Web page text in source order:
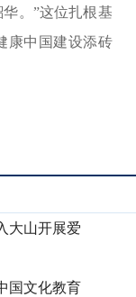
。”这位扎根基
康中国建设添砖
大山开展爱
国文化教育